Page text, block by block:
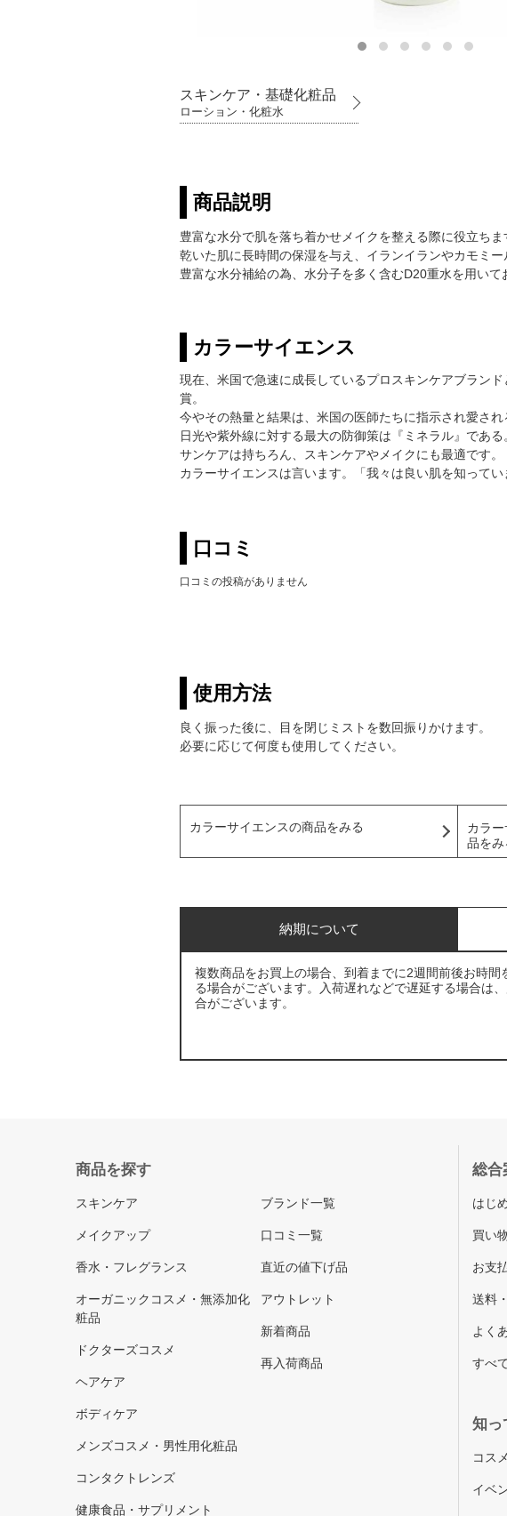
スキンケア・基礎化粧品
ローション・化粧水
商品説明
豊富な水分で肌を落ち着かせメイクを整える際に役立ちま
乾いた肌に長時間の保湿を与え、イランイランやカモミ
豊富な水分補給の為、水分子を多く含むD20重水を用い
カラーサイエンス
現在、米国で急速に成長しているプロスキンケアブラン
賞。
今やその熱量と結果は、米国の医師たちに指示され愛さ
日光や紫外線に対する最大の防御策は『ミネラル』であ
サンケアは持ちろん、スキンケアやメイクにも最適です。
カラーサイエンスは言います。「我々は良い肌を知って
口コミ
口コミの投稿がありません
使用方法
良く振った後に、目を閉じミストを数回振りかけます。
必要に応じて何度も使用してください。
カラーサイエンスの商品をみる
カラ
品をみ
納期について
複数商品をお買上の場合、到着までに2週間前後お時
る場合がございます。入荷遅れなどで遅延する場合は
合がございます。
商品を探す
スキンケア
メイクアップ
香水・フレグランス
オーガニックコスメ・無添加化
粧品
ドクターズコスメ
ヘアケア
ボディケア
メンズコスメ・男性用化粧品
コンタクトレンズ
健康食品・サプリメント
ブランド一覧
口コミ一覧
直近の値下げ品
アウトレット
新着商品
再入荷商品
総合
はじ
買い
お支
送料
よく
すべ
知っ
コス
イベ